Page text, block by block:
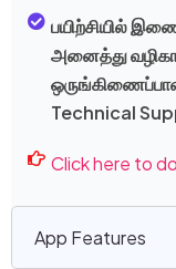
App Features
பயிற்சியில்
அனைத்து
Technical
Click here to